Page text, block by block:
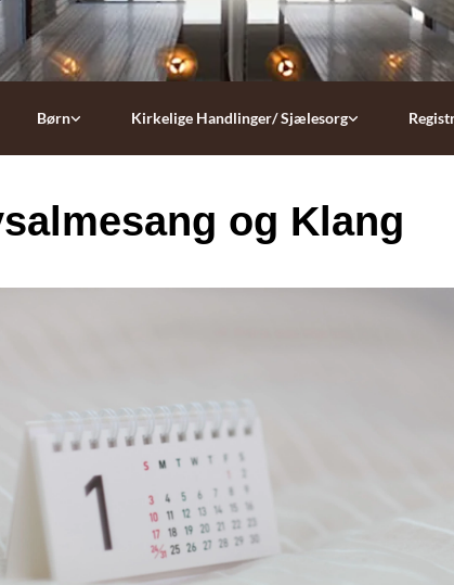
Børn Kirkelige Handlinger/ Sjælesorg
og Klang